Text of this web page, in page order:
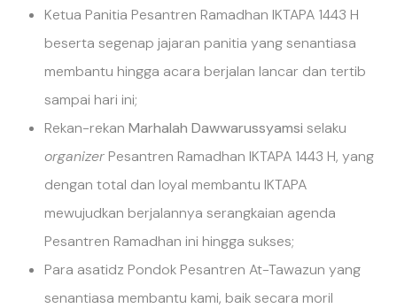
Ketua Panitia Pesantren Ramadhan IKTAPA 1443 H
beserta segenap jajaran panitia yang senantiasa
membantu hingga acara berjalan lancar dan tertib
sampai hari ini;
Rekan-rekan Marhalah Dawwarussyamsi selaku
organizer Pesantren Ramadhan IKTAPA 1443 H, yang
dengan total dan loyal membantu IKTAPA
mewujudkan berjalannya serangkaian agenda
Pesantren Ramadhan ini hingga sukses;
Para asatidz Pondok Pesantren At-Tawazun yang
senantiasa membantu kami, baik secara moril